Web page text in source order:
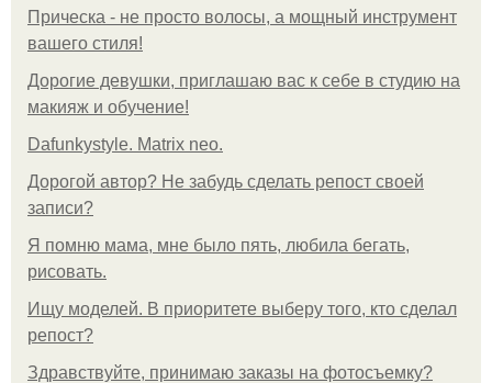
Прическа - не просто волосы, а мощный инструмент
вашего стиля!
Дорогие девушки, приглашаю вас к себе в студию на
макияж и обучение!
Dafunkystyle. Matrix neo.
Дорогой автор? Не забудь сделать репост своей
записи?
Я помню мама, мне было пять, любила бегать,
рисовать.
Ищу моделей. В приоритете выберу того, кто сделал
репост?
Здравствуйте, принимаю заказы на фотосъемку?